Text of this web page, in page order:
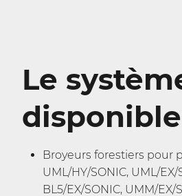
Le
Broyeurs forestiers pour
UML/HY/SONIC, UML/EX/
BL5/EX/SONIC, UMM/EX/